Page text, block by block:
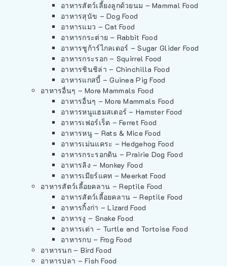
อาหารสัตว์เลี้ยงลูกด้วยนม – Mammal Food
อาหารสุนัข – Dog Food
อาหารแมว – Cat Food
อาหารกระต่าย – Rabbit Food
อาหารชูก้าร์ไกลเดอร์ – Sugar Glider Food
อาหารกระรอก – Squirrel Food
อาหารชินชิล่า – Chinchilla Food
อาหารแกสบี้ – Guinea Pig Food
อาหารอื่นๆ – More Mammals Food
อาหารอื่นๆ – More Mammals Food
อาหารหนูแฮมสเตอร์ – Hamster Food
อาหารเฟอร์เร็ต – Ferret Food
อาหารหนู – Rats & Mice Food
อาหารเม่นแคระ – Hedgehog Food
อาหารกระรอกดิน – Prairie Dog Food
อาหารลิง – Monkey Food
อาหารเมียร์แคท – Meerkat Food
อาหารสัตว์เลี้อยคลาน – Reptile Food
อาหารสัตว์เลี้อยคลาน – Reptile Food
อาหารกิ้งก่า – Lizard Food
อาหารงู – Snake Food
อาหารเต่า – Turtle and Tortoise Food
อาหารกบ – Frog Food
อาหารนก – Bird Food
อาหารปลา – Fish Food